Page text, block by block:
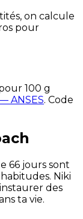
on calcule
pour
100 g
ANSES. Code
66 jours sont
Niki
des
ta vie.